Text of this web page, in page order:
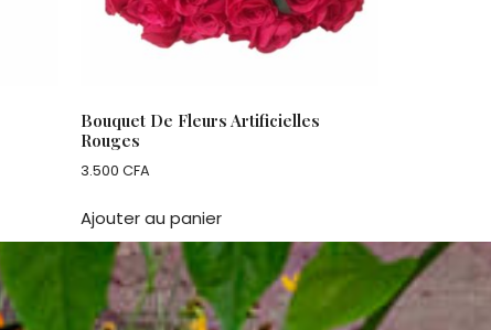
Bouquet De Fleurs Artificielles
Rouges
3.500 CFA
Ajouter au panier